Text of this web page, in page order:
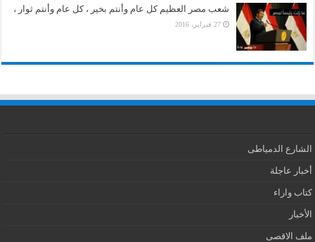
شعب مصر العظيم كل عام وأنتم بخير ، كل عام وأنتم ثوار ،
27 فبراير، 2016
الشارع الدمياطى
أخبار عاجلة
كتاب واراء
الأخبار
ملف الاقصى